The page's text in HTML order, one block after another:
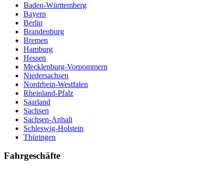
Baden-Württemberg
Bayern
Berlin
Brandenburg
Bremen
Hamburg
Hessen
Mecklenburg-Vorpommern
Niedersachsen
Nordrhein-Westfalen
Rheinland-Pfalz
Saarland
Sachsen
Sachsen-Anhalt
Schleswig-Holstein
Thüringen
Fahrgeschäfte